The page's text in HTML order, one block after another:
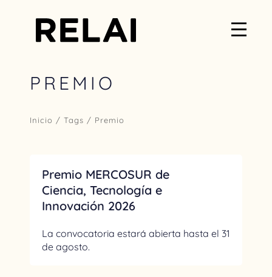
PREMIO
Inicio / Tags / Premio
Premio MERCOSUR de
Ciencia, Tecnología e
Innovación 2026
La convocatoria estará abierta hasta el 31
de agosto.